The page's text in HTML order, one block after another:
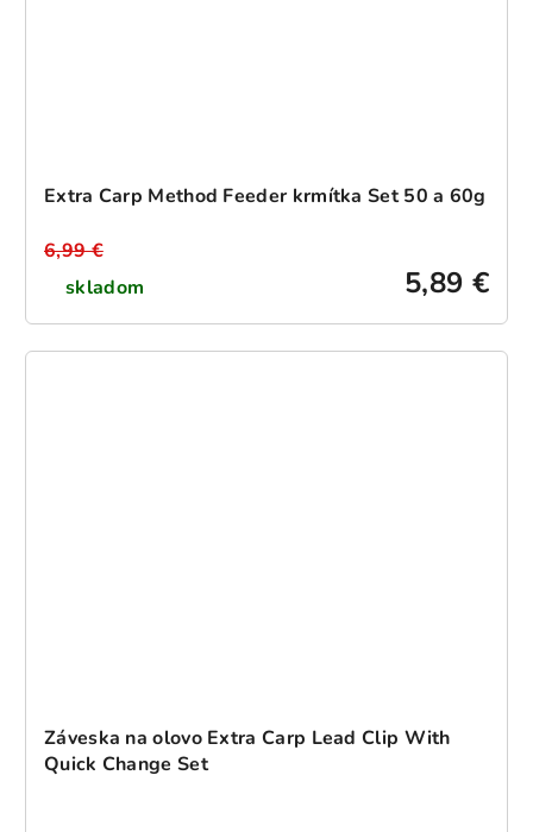
Extra Carp Method Feeder krmítka Set 50 a 60g
skladom 5,89 €
6,99 €
Záveska na olovo Extra Carp Lead Clip With
Quick Change Set